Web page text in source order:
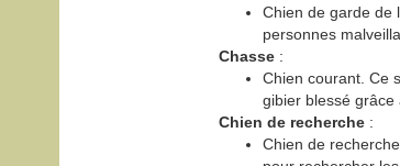
Chien de garde de
personnes
Chasse :
Chien courant. Ce
gibier blessé grâce
Chien de recherche :
Chien de